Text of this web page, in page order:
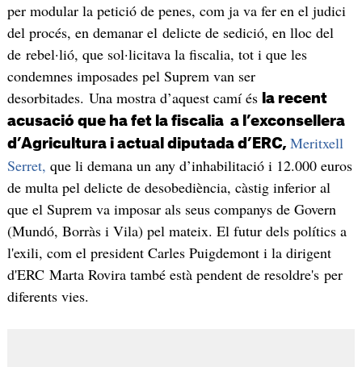
per modular la petició de penes, com ja va fer en el judici
del procés, en demanar el delicte de sedició, en lloc del
de rebel·lió, que sol·licitava la fiscalia, tot i que les
condemnes imposades pel Suprem van ser
desorbitades. Una mostra d’aquest camí és la recent
acusació que ha fet la fiscalia a l’exconsellera
d’Agricultura i actual diputada d’ERC, Meritxell
Serret, que li demana un any d’inhabilitació i 12.000 euros
de multa pel delicte de desobediència, càstig inferior al
que el Suprem va imposar als seus companys de Govern
(Mundó, Borràs i Vila) pel mateix. El futur dels polítics a
l'exili, com el president Carles Puigdemont i la dirigent
d'ERC Marta Rovira també està pendent de resoldre's per
diferents vies.